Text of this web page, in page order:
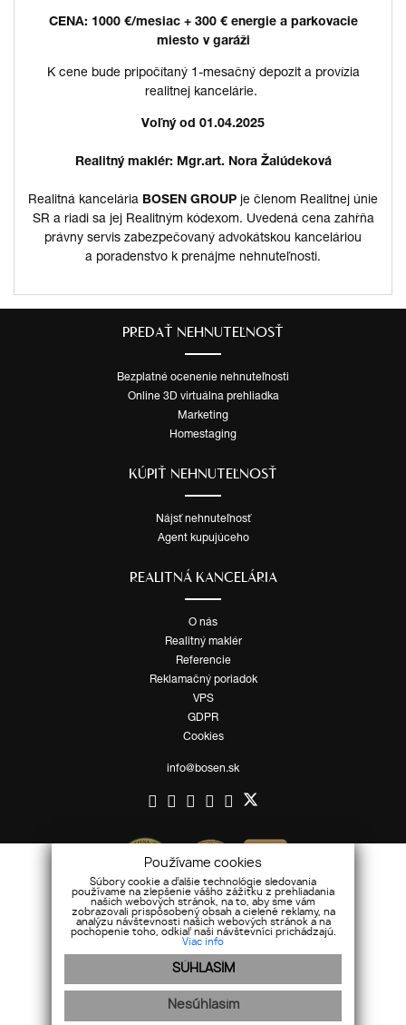
Používame cookies
Súbory cookie a ďalšie technológie sledovania
používame na zlepšenie vášho zážitku z prehliadania
našich webových stránok, na to, aby sme vám
zobrazovali prispôsobený obsah a cielené reklamy, na
analýzu návštevnosti našich webových stránok a na
pochopenie toho, odkiaľ naši návštevníci prichádzajú.
Viac info
SÚHLASÍM
Nesúhlasím
CENA: 1000 €/mesiac + 300 € energie a parkovacie
miesto v garáži
K cene bude pripočítaný 1-mesačný depozit a provízia
realitnej kancelárie.
Voľný od 01.04.2025
Realitný maklér: Mgr.art. Nora Žalúdeková
Realitná kancelária BOSEN GROUP je členom Realitnej únie
SR a riadi sa jej Realitným kódexom. Uvedená cena zahŕňa
právny servis zabezpečovaný advokátskou kanceláriou
a poradenstvo k prenájme nehnuteľnosti.
PREDAŤ NEHNUTEĽNOSŤ
Bezplatné ocenenie nehnuteľnosti
Online 3D virtuálna prehliadka
Marketing
Homestaging
KÚPIŤ NEHNUTEĽNOSŤ
Nájsť nehnuteľnosť
Agent kupujúceho
REALITNÁ KANCELÁRIA
O nás
Realitný maklér
Referencie
Reklamačný poriadok
VPS
GDPR
Cookies
info@bosen.sk